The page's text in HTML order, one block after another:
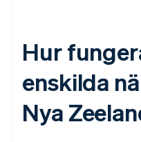
Hur
enskilda
Nya